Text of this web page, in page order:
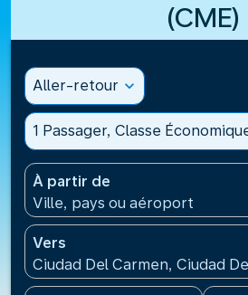
(CME)
Aller-retour expand_more
1 Passager, Classe
À partir de
Ville, pays ou aéroport
Vers
Ciudad Del Carmen, Ciudad